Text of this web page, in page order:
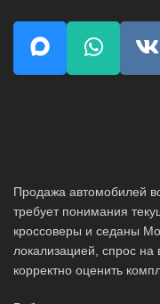
Продажа автомобилей
требует понимания
кроссоверы и седаны
локализацией, спрос
корректно оценить